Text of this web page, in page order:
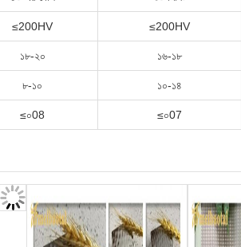
≤200HV ≤200HV
১৮-২০ ১৬-১৮
৮-১০ ১০-১৪
≤০08 ≤০07